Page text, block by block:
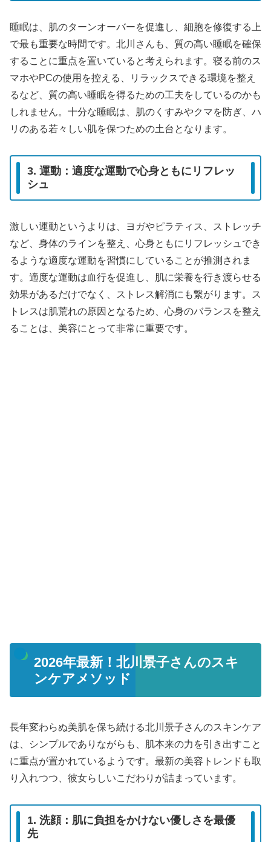
睡眠は、肌のターンオーバーを促進し、細胞を修復する上
で最も重要な時間です。北川さんも、質の高い睡眠を確保
することに重点を置いていると考えられます。寝る前のス
マホやPCの使用を控える、リラックスできる環境を整え
るなど、質の高い睡眠を得るための工夫をしているのかも
しれません。十分な睡眠は、肌のくすみやクマを防ぎ、ハ
リのある若々しい肌を保つための土台となります。
3. 運動：適度な運動で心身ともにリフレッ
シュ
激しい運動というよりは、ヨガやピラティス、ストレッチ
など、身体のラインを整え、心身ともにリフレッシュでき
るような適度な運動を習慣にしていることが推測されま
す。適度な運動は血行を促進し、肌に栄養を行き渡らせる
効果があるだけでなく、ストレス解消にも繋がります。ス
トレスは肌荒れの原因となるため、心身のバランスを整え
ることは、美容にとって非常に重要です。
2026年最新！北川景子さんのスキ
ンケアメソッド
長年変わらぬ美肌を保ち続ける北川景子さんのスキンケア
は、シンプルでありながらも、肌本来の力を引き出すこと
に重点が置かれているようです。最新の美容トレンドも取
り入れつつ、彼女らしいこだわりが詰まっています。
1. 洗顔：肌に負担をかけない優しさを最優
先